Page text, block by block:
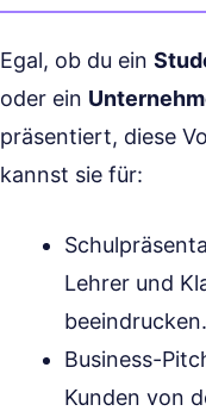
Egal, ob du ein
oder ein
präsentiert, diese
kannst sie für:
Lehrer und
beeindrucken.
Business-
Kunden von